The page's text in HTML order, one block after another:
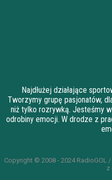
Najdłużej działające
Tworzymy grupę pasjonatów,
niż tylko rozrywką. Jesteśmy
odrobiny emocji. W drodze z
Copyright © 2008 - 2024 RadioGOL
z